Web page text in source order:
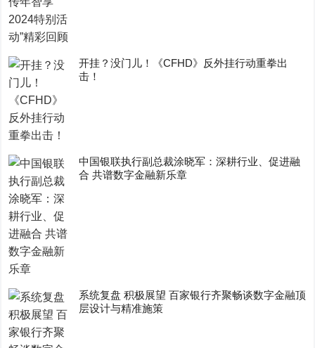
开挂？没门儿！《CFHD》反外挂行动重拳出
击！
中国银联执行副总裁涂晓军：深耕行业、促进融
合 共谱数字金融新乐章
系统复盘 积极展望 百家银行齐聚畅谈数字金融顶
层设计与精准施策